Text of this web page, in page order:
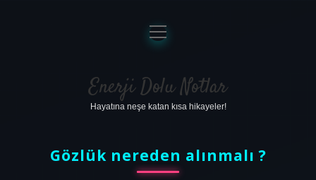
Anasayfa
Gizlilik Politikası
Yasal Uyarı
menüyü
aç
Enerji Dolu Notlar
Hayatına neşe katan kısa hikayeler!
Gözlük nereden alınmalı ?